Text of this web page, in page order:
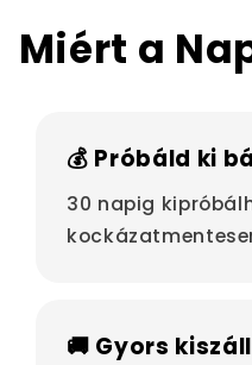
Miért a
💰 Próbáld ki
30 napig
🚚 Gyors